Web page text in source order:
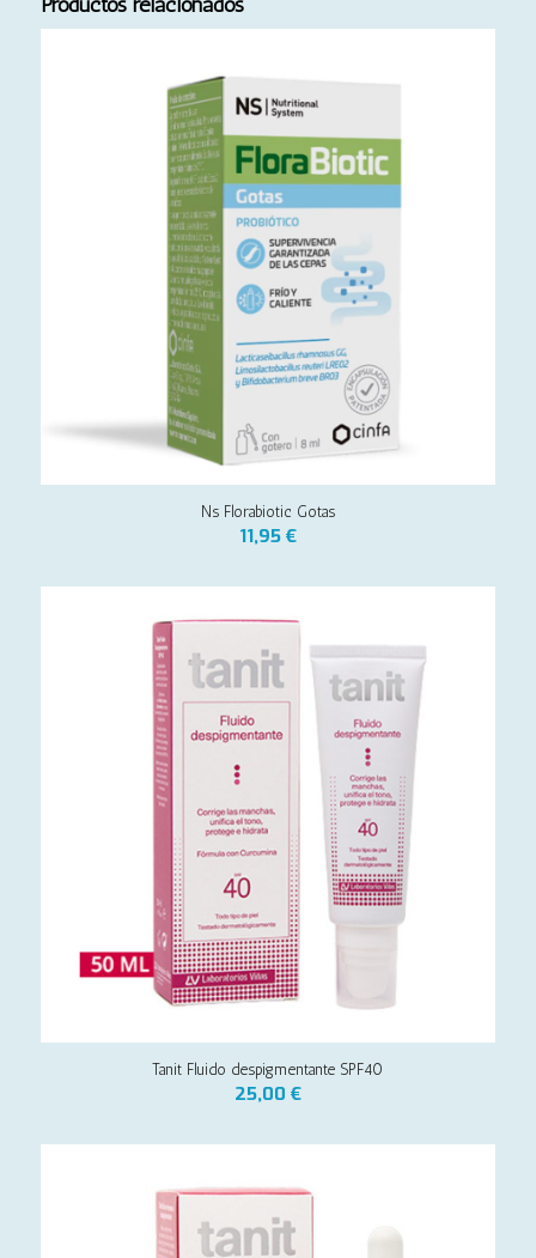
Ns Florabiotic Gotas
11,95 €
Tanit Fluido despigmentante SPF40
25,00 €